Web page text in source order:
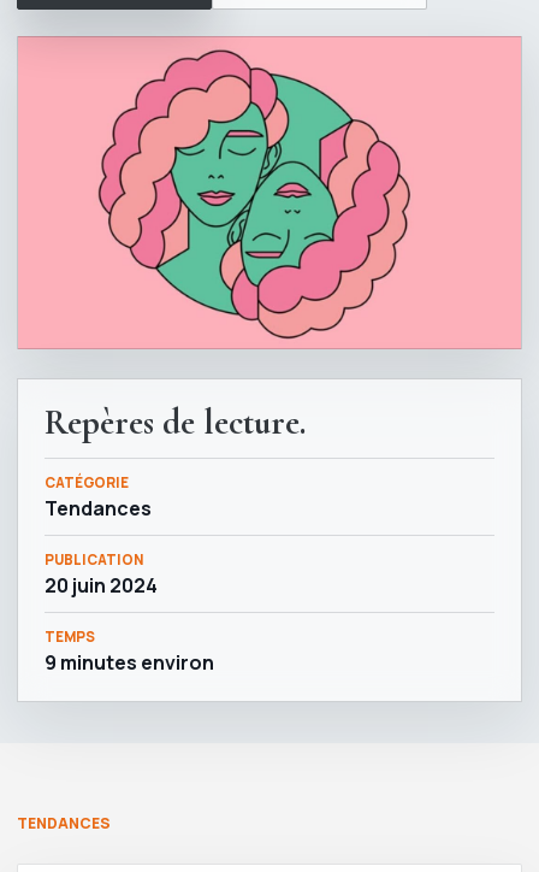
Repères de lecture.
CATÉGORIE
Tendances
PUBLICATION
20 juin 2024
TEMPS
9 minutes environ
TENDANCES